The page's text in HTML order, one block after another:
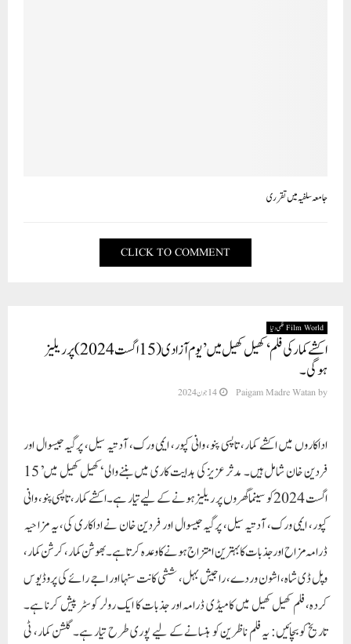
جامعہ سلفیہ میں تقرری
CLICK TO COMMENT
Film World فلمی دنیا
اکشے کمار کی فلم ‘کھیل کھیل میں’ یوم آزادی (15 اگست 2024) پر ریلیز
ہوگی۔
by
Paigam Madre Watan 14 جون 2024
اداکاروں میں اکشے کمار، تاپسی پنو، وانی کپور، ایمی ورک، آدتیہ سیل، پرگیہ جیسوال اور
فردین خان شامل ہیں۔ مدثر عزیز کی ہدایت کاری میں بننے والی ‘کھیل کھیل میں’ 15
اگست 2024 کو سینما گھروں پر ریلیز ہونے کے لیے تیار ہے۔ اکشے کمار، تاپسی پنو، وانی
کپور، ایمی ورک، آدتیہ سیل، پرگیہ جیسوال اور فردین خان نے اداکاری کی، یہ مزاحیہ
ڈرامہ مزاح اور جذبات کا بہترین امتزاج ہونے کا وعدہ کرتا ہے۔ بھوشن کمار، کرشن کمار،
وپل ڈی شاہ، اشون وردے، راجیش بہل، ششی کانت سنہا اور اجے رائے کی پروڈیوس
کردہ، فلم کھیل کھیل میں کامیڈی ڈرامہ اور جذبات کا ایک رولر کوسٹر پیش کرنا ہے۔
تاریخ کو بچائیں: یہ فلم ناظرین کو ہنسانے کے لیے پوری طرح تیار ہے۔ گلشن کمار، ٹی